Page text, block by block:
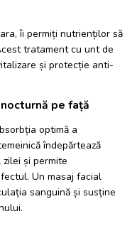
îi permiți nutrienților să
tratament cu unt de
și protecție anti-
pe față
optimă a
îndepărtează
și permite
Un masaj facial
sanguină și susține